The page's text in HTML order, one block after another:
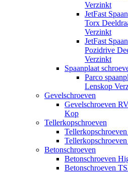
Verzinkt
JetFast
Torx
Verzinkt
JetFast
Pozidrive
Verzinkt
Spaanplaat
Parco
Lenskop
Gevelschroeven
Gevelschroeven
Kop
Tellerkopschroeven
Betonschroeven
Betonschroeven
Betonschroeven